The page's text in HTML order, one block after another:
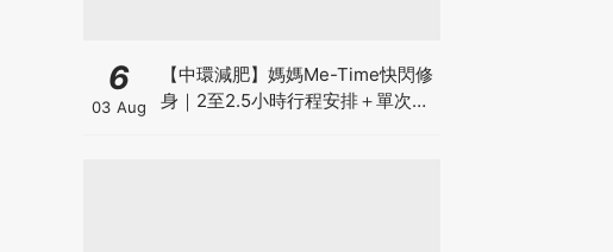
6
03 Aug
【中環減肥】媽媽Me-Time快閃修
身｜2至2.5小時行程安排＋單次收